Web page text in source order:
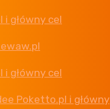
i główny cel
i główny cel
Poketto.pl i główny